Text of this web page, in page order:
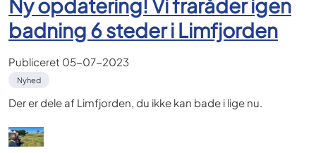
badning 6 steder i Limfjorden
Publiceret 05-07-2023
Nyhed
Der er dele af Limfjorden, du ikke kan bade i lige nu.